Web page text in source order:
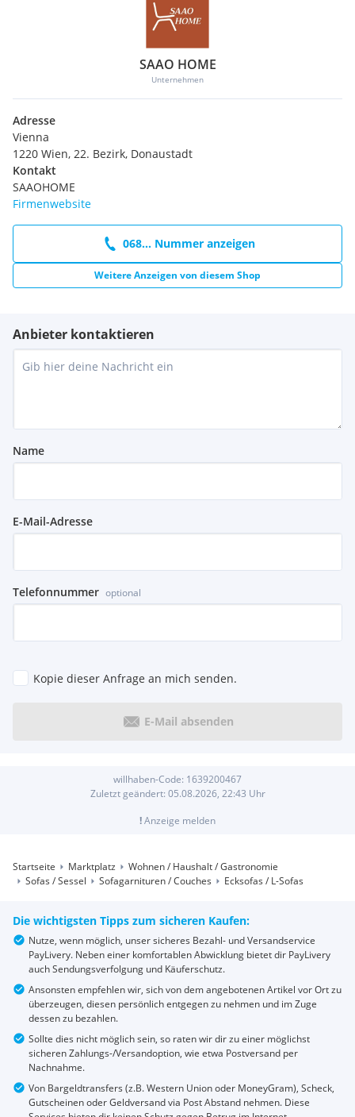
SAAO HOME
Unternehmen
Adresse
Vienna
1220 Wien, 22. Bezirk, Donaustadt
Kontakt
SAAOHOME
Firmenwebsite
068... Nummer anzeigen
Weitere Anzeigen von diesem Shop
Anbieter kontaktieren
Name
E-Mail-Adresse
Telefonnummer optional
Kopie dieser Anfrage an mich senden.
E-Mail absenden
willhaben-Code: 1639200467
Zuletzt geändert: 05.08.2026, 22:43 Uhr
!Anzeige melden
Startseite Marktplatz
Wohnen / Haushalt / Gastronomie
Sofas / Sessel
Sofagarnituren / Couches Ecksofas / L-Sofas
Die wichtigsten Tipps zum sicheren Kaufen:
Nutze, wenn möglich, unser sicheres Bezahl- und Versandservice
PayLivery. Neben einer komfortablen Abwicklung bietet dir PayLivery
auch Sendungsverfolgung und Käuferschutz.
Ansonsten empfehlen wir, sich von dem angebotenen Artikel vor Ort zu
überzeugen, diesen persönlich entgegen zu nehmen und im Zuge
dessen zu bezahlen.
Sollte dies nicht möglich sein, so raten wir dir zu einer möglichst
sicheren Zahlungs-/Versandoption, wie etwa Postversand per
Nachnahme.
Von Bargeldtransfers (z.B. Western Union oder MoneyGram), Scheck,
Gutscheinen oder Geldversand via Post Abstand nehmen. Diese